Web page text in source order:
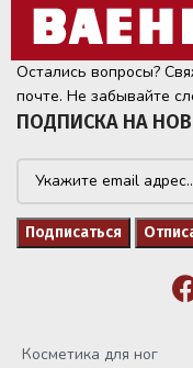
Остались вопросы?
почте. Не забывайте
ПОДПИСКА НА
Косметика для ног